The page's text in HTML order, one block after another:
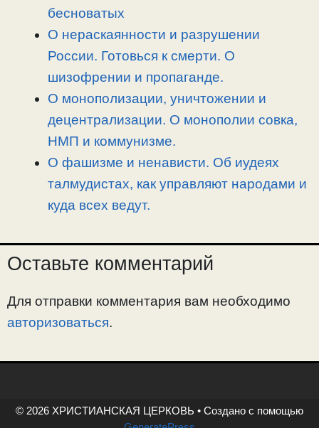
бесноватых
О нераскаянности и разрушении
России. Готовься к смерти. О
шизофрении и пропаганде.
О монополизации, уничтожении и
децентрализации. О монополии совка,
НМП и коммунизме.
О фашизме и ненависти. Об иудеях
талмудистах, как управляют народами и
куда всех ведут.
Оставьте комментарий
Для отправки комментария вам необходимо
авторизоваться.
© 2026 ХРИСТИАНСКАЯ ЦЕРКОВЬ • Создано с помощью